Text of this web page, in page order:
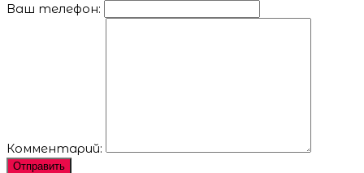
Ваш телефон:
Комментарий:
Отправить